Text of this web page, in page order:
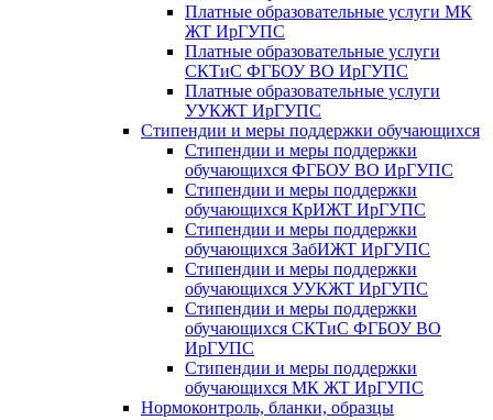
Платные образовательные услуги МК
ЖТ ИрГУПС
Платные образовательные услуги
СКТиС ФГБОУ ВО ИрГУПС
Платные образовательные услуги
УУКЖТ ИрГУПС
Стипендии и меры поддержки обучающихся
Стипендии и меры поддержки
обучающихся ФГБОУ ВО ИрГУПС
Стипендии и меры поддержки
обучающихся КрИЖТ ИрГУПС
Стипендии и меры поддержки
обучающихся ЗабИЖТ ИрГУПС
Стипендии и меры поддержки
обучающихся УУКЖТ ИрГУПС
Стипендии и меры поддержки
обучающихся СКТиС ФГБОУ ВО
ИрГУПС
Стипендии и меры поддержки
обучающихся МК ЖТ ИрГУПС
Нормоконтроль, бланки, образцы